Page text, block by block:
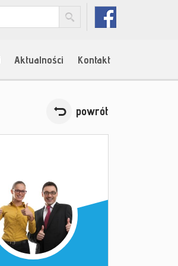
Aktualności Kontakt
powrót